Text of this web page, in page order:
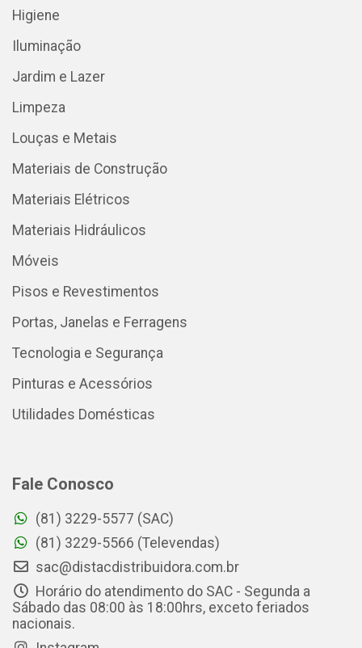
Higiene
Iluminação
Jardim e Lazer
Limpeza
Louças e Metais
Materiais de Construção
Materiais Elétricos
Materiais Hidráulicos
Móveis
Pisos e Revestimentos
Portas, Janelas e Ferragens
Tecnologia e Segurança
Pinturas e Acessórios
Utilidades Domésticas
Fale Conosco
(81) 3229-5577 (SAC)
(81) 3229-5566 (Televendas)
sac@distacdistribuidora.com.br
Horário do atendimento do SAC - Segunda a
Sábado das 08:00 às 18:00hrs, exceto feriados
nacionais.